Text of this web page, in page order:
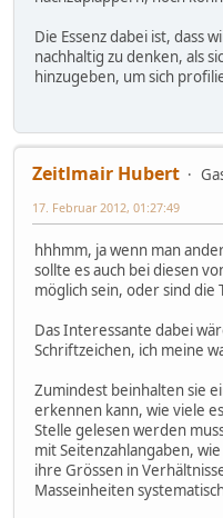
Die Essenz dabei ist, dass
nachhaltig zu denken, als
hinzugeben, um sich
Zeitlmair Hubert
17. Februar 2012, 01:27:49
hhhmm, ja wenn man
sollte es auch bei diesen
möglich sein, oder sind die
Das Interessante dabei
Schriftzeichen, ich meine
Zumindest beinhalten sie
erkennen kann, wie viele
Stelle gelesen werden
mit Seitenzahlangaben,
ihre Grössen in
Masseinheiten